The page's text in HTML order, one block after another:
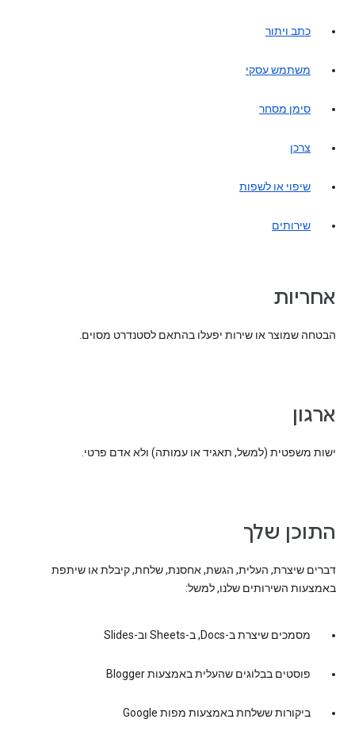
כתב ויתור
משתמש עסקי
סימן מסחר
צרכן
שיפוי או לשׁפות
שירותים
אחריות
הבטחה שמוצר או שירות יפעלו בהתאם לסטנדרט מסוים.
ארגון
ישות משפטית (למשל, תאגיד או עמותה) ולא אדם פרטי.
התוכן שלך
דברים שיצרת, העלית, הגשת, אחסנת, שלחת, קיבלת או שיתפת
באמצעות השירותים שלנו, למשל:
מסמכים שיצרת ב-Docs, ב-Sheets וב-Slides
פוסטים בבלוגים שהעלית באמצעות Blogger
ביקורות ששלחת באמצעות מפות Google